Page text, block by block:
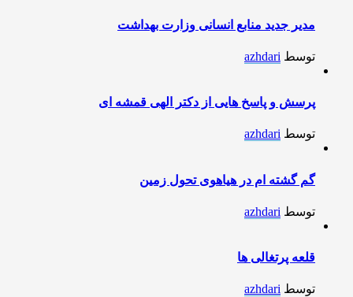
مدیر جدید منابع انسانی وزارت بهداشت
توسط azhdari
پرسش و پاسخ هایی از دکتر الهی قمشه ای
توسط azhdari
گم گشته ام در هیاهوی تحول زمین
توسط azhdari
قلعه پرتغالی ها
توسط azhdari